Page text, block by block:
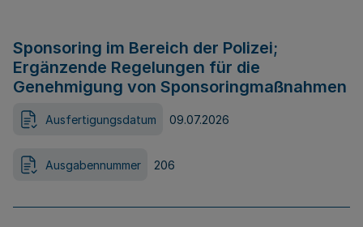
Sponsoring im Bereich der Polizei;
Ergänzende Regelungen für die
Genehmigung von Sponsoringmaßnahmen
Ausfertigungsdatum 09.07.2026
Ausgabennummer 206